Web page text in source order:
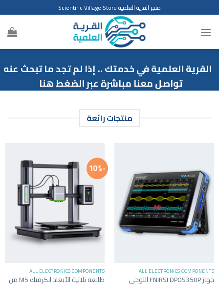
to
content
متجر القرية العلمية Scientific Village Store
القرية العلمية في خدمتك .. إذا لم تجد ما تبحث عنه
تواصل معنا مباشرة عبر الضغط هنا
منتجات رائعة
ALL ELECTRONICS COMPONENTS
جهاز FNIRSI DPOS350P اللوحي
-10%
ALL ELECTRONICS COMPONENTS
طابعة ثلاثية الأبعاد انكرميك M5 من